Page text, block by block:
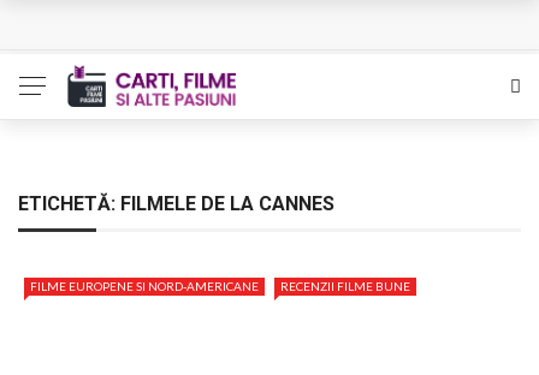
The Man Who Sold Air in the Holy Land – Generatia care
Queer – Un Burroughs sentimental
Luati-ma drept un vis. Povestiri in K. minor – Dor de Kafka
ETICHETĂ: FILMELE DE LA CANNES
FILME EUROPENE SI NORD-AMERICANE RECENZII FILME BUNE